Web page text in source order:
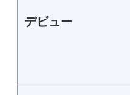
デビュー